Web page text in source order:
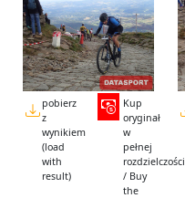
pobierz
z
wynikiem
(load
with
result)
Kup
oryginał
w
pełnej
rozdzielczości
/ Buy
the